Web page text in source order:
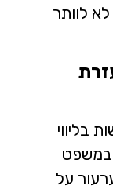
לוותר
בליווי
במשפט
על